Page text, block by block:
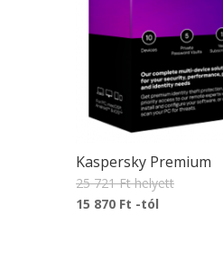
Kaspersky Premium
25 721 Fthelyett
15 870 Ft -tól